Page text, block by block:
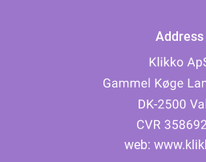
Address
web: